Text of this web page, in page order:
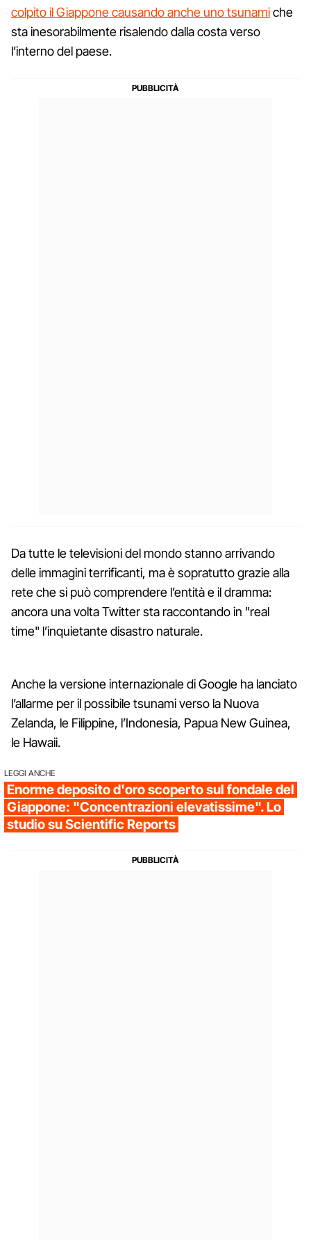
colpito il Giappone causando anche uno tsunamiche
sta inesorabilmente risalendo dalla costa verso
l’interno del paese.
Da tutte le televisioni del mondo stanno arrivando
delle immagini terrificanti, ma è sopratutto grazie alla
rete che si può comprendere l’entità e il dramma:
ancora una volta Twitter sta raccontando in "real
time" l’inquietante disastro naturale.
Anche la versione internazionale di Google ha lanciato
l’allarme per il possibile tsunami verso la Nuova
Zelanda, le Filippine, l’Indonesia, Papua New Guinea,
le Hawaii.
LEGGI ANCHE
Enorme deposito d'oro scoperto sul fondale del
Giappone: "Concentrazioni elevatissime". Lo
studio su Scientific Reports